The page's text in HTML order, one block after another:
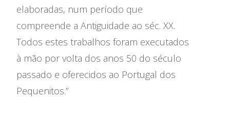
elaboradas, num período que
compreende a Antiguidade ao séc. XX.
Todos estes trabalhos foram executados
à mão por volta dos anos 50 do século
passado e oferecidos ao Portugal dos
Pequenitos.”